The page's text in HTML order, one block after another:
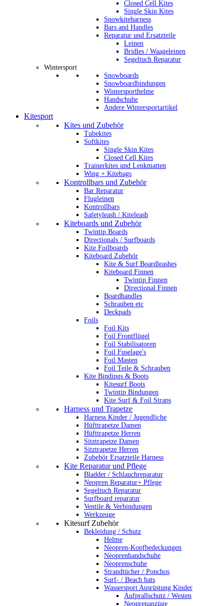
Closed Cell Kites
Single Skin Kites
Snowkiteharness
Bars and Handles
Reparatur und Ersatzteile
Leinen
Bridles / Waageleinen
Segeltuch Reparatur
Wintersport
Snowboards
Snowboardbindungen
Wintersporthelme
Handschuhe
Andere Wintersportartikel
Kitesport
Kites und Zubehör
Tubekites
Softkites
Single Skin Kites
Closed Cell Kites
Trainerkites und Lenkmatten
Wing + Kitebags
Kontrollbars und Zubehör
Bar Reparatur
Flugleinen
Kontrollbars
Safetyleash / Kiteleash
Kiteboards und Zubehör
Twintip Boards
Directionals / Surfboards
Kite Foilboards
Kiteboard Zubehör
Kite & Surf Boardleashes
Kiteboard Finnen
Twintip Finnen
Directional Finnen
Boardhandles
Schrauben etc
Deckpads
Foils
Foil Kits
Foil Frontflügel
Foil Stabilisatoren
Foil Fuselage's
Foil Masten
Foil Teile & Schrauben
Kite Bindings & Boots
Kitesurf Boots
Twintip Bindungen
Kite Surf & Foil Straps
Harness und Trapetze
Harness Kinder / Jugendliche
Hüfttrapetze Damen
Hüfttrapetze Herren
Sitztrapetze Damen
Sitztrapetze Herren
Zubehör Ersatzteile Harness
Kite Reparatur und Pflege
Bladder / Schlauchreparatur
Neopren Reparatur+ Pflege
Segeltuch Reparatur
Surfboard reparatur
Ventile & Verbindungen
Werkzeuge
Kitesurf Zubehör
Bekleidung / Schutz
Helme
Neopren-Kopfbedeckungen
Neoprenhandschuhe
Neoprenschuhe
Strandtücher / Ponchos
Surf- / Beach hats
Wassersport Ausrüstung Kinder
Aufprallschutz / Westen
Neoprenanzüge